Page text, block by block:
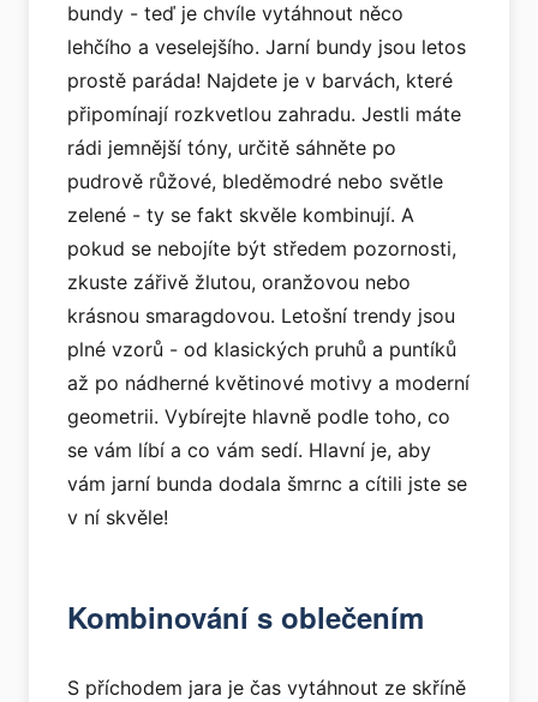
bundy - teď je chvíle vytáhnout něco
lehčího a veselejšího. Jarní bundy jsou letos
prostě paráda! Najdete je v barvách, které
připomínají rozkvetlou zahradu. Jestli máte
rádi jemnější tóny, určitě sáhněte po
pudrově růžové, bleděmodré nebo světle
zelené - ty se fakt skvěle kombinují. A
pokud se nebojíte být středem pozornosti,
zkuste zářivě žlutou, oranžovou nebo
krásnou smaragdovou. Letošní trendy jsou
plné vzorů - od klasických pruhů a puntíků
až po nádherné květinové motivy a moderní
geometrii. Vybírejte hlavně podle toho, co
se vám líbí a co vám sedí. Hlavní je, aby
vám jarní bunda dodala šmrnc a cítili jste se
v ní skvěle!
Kombinování s oblečením
S příchodem jara je čas vytáhnout ze skříně